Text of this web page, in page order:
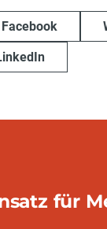
Facebook
für